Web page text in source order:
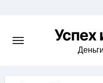
content
Успех